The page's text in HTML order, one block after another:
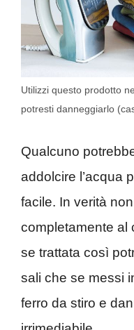
Utilizzi questo prodotto
potresti danneggiarlo
Qualcuno
addolcire l’acqua
facile. In verità
completamente al
se trattata così
sali che se messi
ferro da stiro e